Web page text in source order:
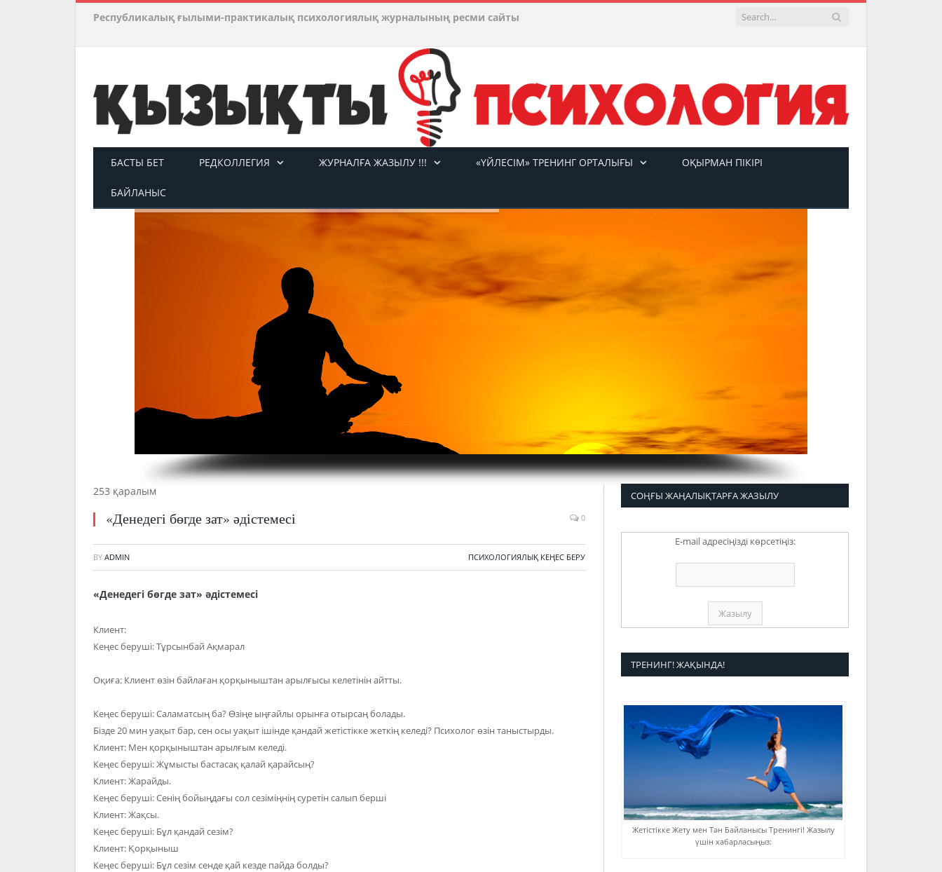
Республикалық ғылыми-практикалық психологиялық журналының ресми сайты
БАСТЫ БЕТ РЕДКОЛЛЕГИЯ ЖУРНАЛҒА ЖАЗЫЛУ !!! «ҮЙЛЕСІМ» ТРЕНИНГ ОРТАЛЫҒЫ ОҚЫРМАН ПІКІРІ
БАЙЛАНЫС
253 қаралым
«Денедегі бөгде зат» әдістемесі 0
BY ADMIN ПСИХОЛОГИЯЛЫҚ КЕҢЕС БЕРУ
«Денедегі бөгде зат» әдістемесі
Клиент:
Кеңес беруші: Тұрсынбай Ақмарал
Оқиға: Клиент өзін байлаған қорқыныштан арылғысы келетінін айтты.
Кеңес беруші: Саламатсың ба? Өзіңе ыңғайлы орынға отырсаң болады.
Бізде 20 мин уақыт бар, сен осы уақыт ішінде қандай жетістікке жеткің келеді? Психолог өзін таныстырды.
Клиент: Мен қорқыныштан арылғым келеді.
Кеңес беруші: Жұмысты бастасақ қалай қарайсың?
Клиент: Жарайды.
Кеңес беруші: Сенің бойыңдағы сол сезіміңнің суретін салып берші
Клиент: Жақсы.
Кеңес беруші: Бұл қандай сезім?
Клиент: Қорқыныш
Кеңес беруші: Бұл сезім сенде қай кезде пайда болды?
СОҢҒЫ ЖАҢАЛЫҚТАРҒА ЖАЗЫЛУ
E-mail адресіңізді көрсетіңіз:
ТРЕНИНГ! ЖАҚЫНДА!
Жетістікке Жету мен Тән Байланысы Тренингі! Жазылу
үшін хабарласыңыз: